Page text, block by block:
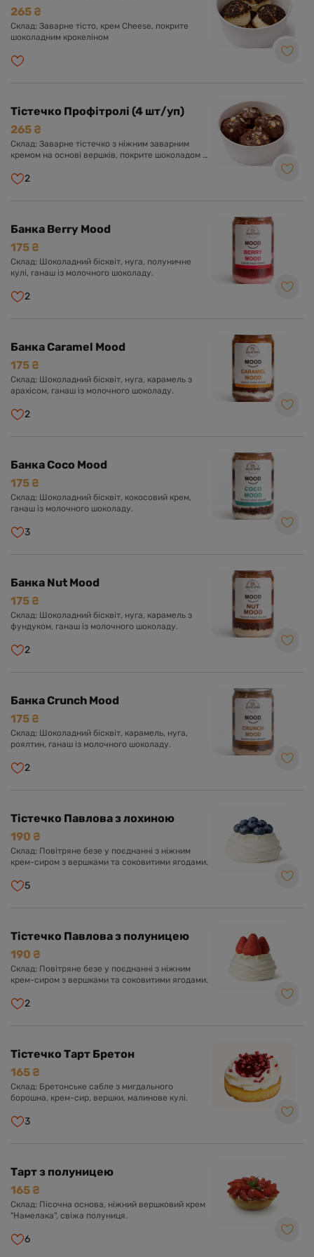
- заварне тістечко з ніжним заварним кремом.
Чай матча додає характерні м'які нотки
молочного смаку. Оформлено солодкою
глазур'ю та білим шоколадом. Фісташка -
заварне тістечко з ніжним заварним кремом з
додаванням фісташки. Прикрашено солодкою
265 ₴
Склад: Заварне тісто, крем Cheese, покрите
шоколадним крокеліном
Тістечко Профітролі (4 шт/уп)
265 ₴
Склад: Заварне тістечко з ніжним заварним
кремом на основі вершків, покрите шоколадом з
2
Банка Berry Mood
175 ₴
Склад: Шоколадний бісквіт, нуга, полуничне
кулі, ганаш із молочного шоколаду.
2
Банка Caramel Mood
175 ₴
Склад: Шоколадний бісквіт, нуга, карамель з
арахісом, ганаш із молочного шоколаду.
2
Банка Coco Mood
175 ₴
Склад: Шоколадний бісквіт, кокосовий крем,
ганаш із молочного шоколаду.
3
Банка Nut Mood
175 ₴
Склад: Шоколадний бісквіт, нуга, карамель з
фундуком, ганаш із молочного шоколаду.
2
Банка Crunch Mood
175 ₴
Склад: Шоколадний бісквіт, карамель, нуга,
роялтин, ганаш із молочного шоколаду.
2
Тістечко Павлова з лохиною
190 ₴
Склад: Повітряне безе у поєднанні з ніжним
крем-сиром з вершками та соковитими ягодами.
5
Тістечко Павлова з полуницею
190 ₴
Склад: Повітряне безе у поєднанні з ніжним
крем-сиром з вершками та соковитими ягодами.
2
Тістечко Тарт Бретон
165 ₴
Склад: Бретонське сабле з мигдального
борошна, крем-сир, вершки, малинове кулі.
3
Тарт з полуницею
165 ₴
Склад: Пісочна основа, ніжний вершковий крем
"Намелака", свіжа полуниця.
6